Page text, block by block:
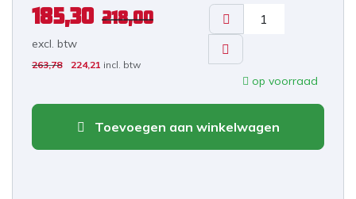
185,30 218,00
excl. btw
263,78 224,21 incl. btw
op voorraad
Toevoegen aan winkelwagen